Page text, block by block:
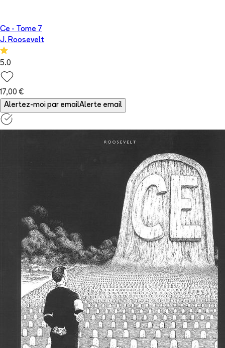
Ce - Tome 7
J. Roosevelt
5.0
17,00 €
Alertez-moi par emailAlerte email